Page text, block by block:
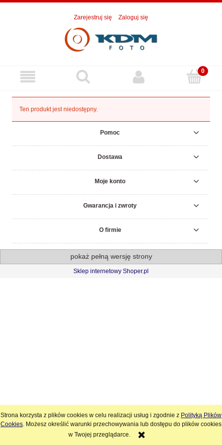
Strona korzysta z plików cookies w celu realizacji usług i zgodnie z Polityką Plików
Cookies. Możesz określić warunki przechowywania lub dostępu do plików cookies
w Twojej przeglądarce.
Zarejestruj się Zaloguj się
Ten produkt jest niedostępny.
Pomoc
Dostawa
Moje konto
Gwarancja i zwroty
O firmie
pokaż pełną wersję strony
Sklep internetowy Shoper.pl